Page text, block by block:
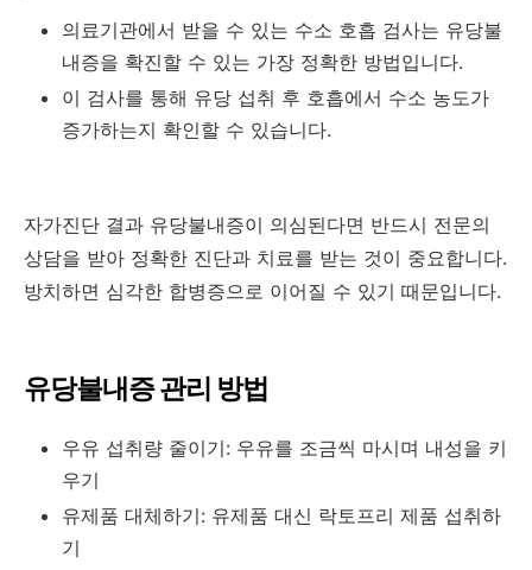
의료기관에서 받을 수 있는 수소 호흡 검사는 유당불
내증을 확진할 수 있는 가장 정확한 방법입니다.
이 검사를 통해 유당 섭취 후 호흡에서 수소 농도가
증가하는지 확인할 수 있습니다.
자가진단 결과 유당불내증이 의심된다면 반드시 전문의
상담을 받아 정확한 진단과 치료를 받는 것이 중요합니다.
방치하면 심각한 합병증으로 이어질 수 있기 때문입니다.
유당불내증 관리 방법
우유 섭취량 줄이기: 우유를 조금씩 마시며 내성을 키
우기
유제품 대체하기: 유제품 대신 락토프리 제품 섭취하
기